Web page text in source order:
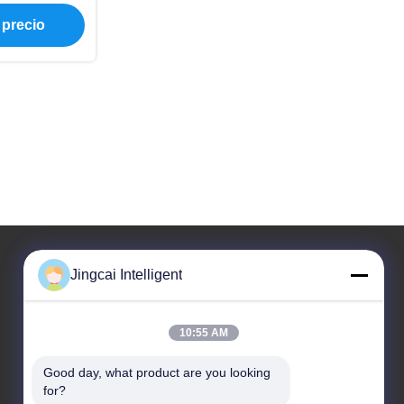
P4
Nuestra dirección
Shenzhen, provincia de Guangdong
Jingcai Intelligent
10:55 AM
Good day, what product are you looking
for?